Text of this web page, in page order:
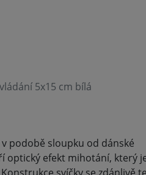
5x15 cm bílá
podobě sloupku od dánské
optický efekt mihotání, který
svíčky se zdánlivě